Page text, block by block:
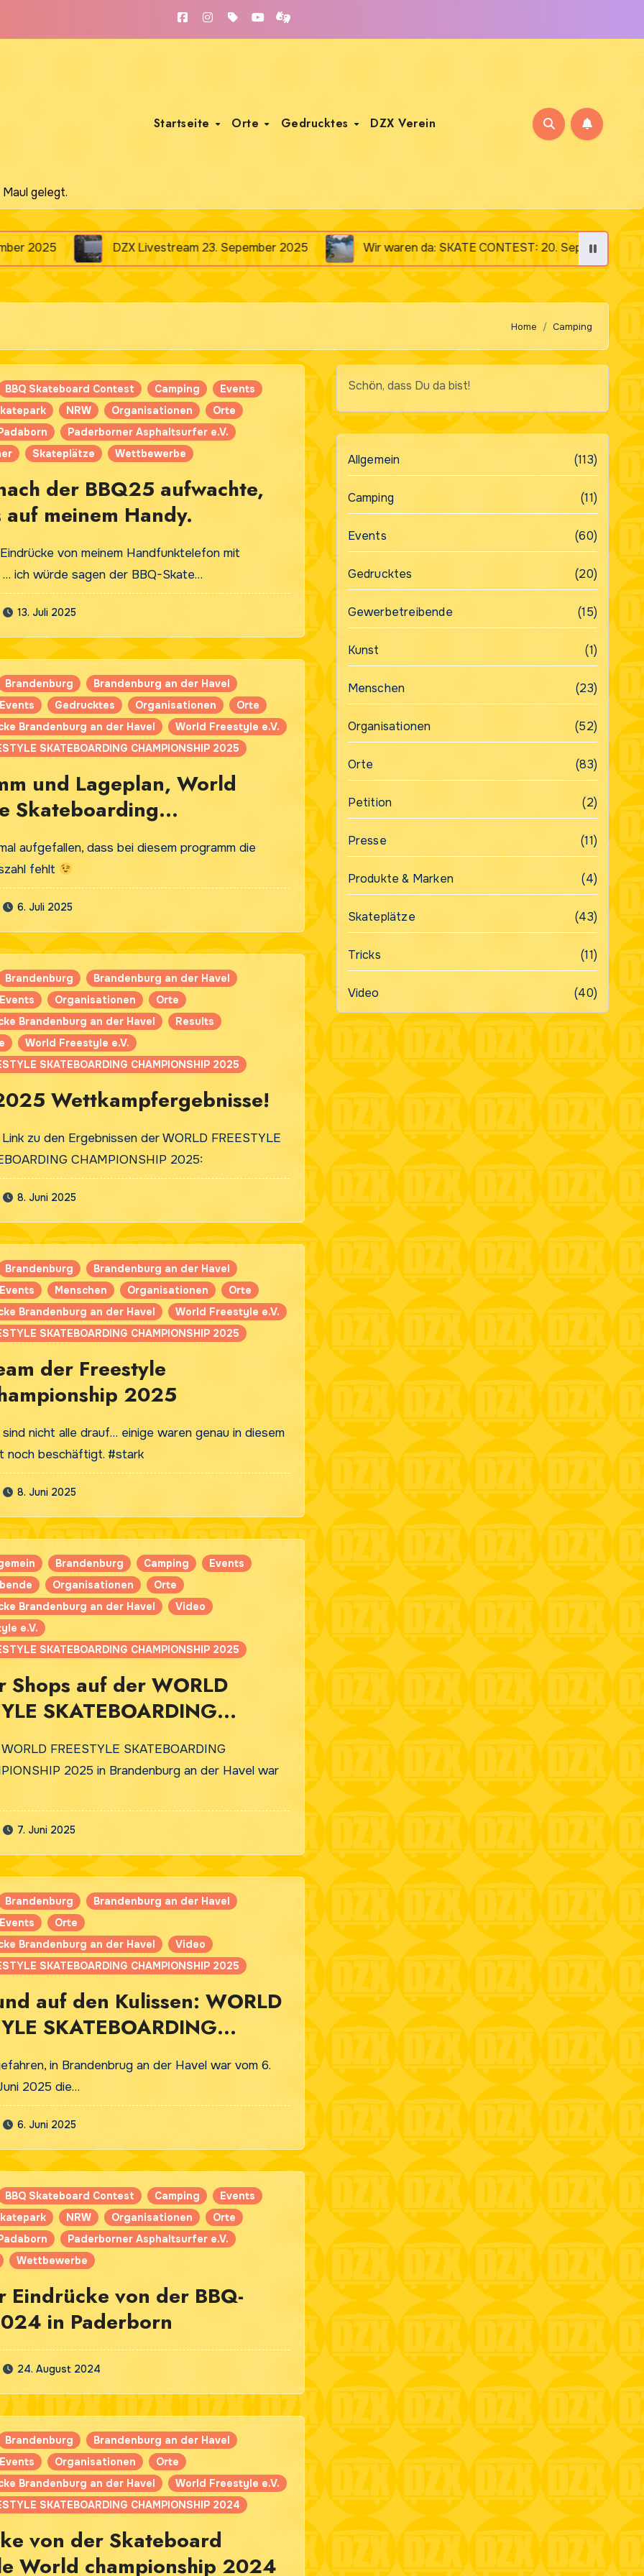
gelegt.
Startseite Orte Gedrucktes DZX Verein
DZX Livestream 23. Sepember 2025 Wir waren da: SKATE CONTEST: 20. September 2025 „Altes
Home Camping
BBQ Skateboard Contest Camping
Events
NRW Organisationen
Orte
Paderborner Asphaltsurfer e.V.
Skateplätze Wettbewerbe
der BBQ25 aufwachte,
meinem Handy.
von meinem Handfunktelefon mit
ich würde sagen der BBQ-Skate…
13. Juli 2025
Brandenburg
Brandenburg an der Havel
Events Gedrucktes Organisationen
Orte
Brandenburg an der Havel
World Freestyle e.V.
SKATEBOARDING CHAMPIONSHIP 2025
und Lageplan, World
Skateboarding
Brandenburg 2025
aufgefallen, dass bei diesem programm die
fehlt
6. Juli 2025
Brandenburg
Brandenburg an der Havel
Events Organisationen
Orte
Brandenburg an der Havel
Results
World Freestyle e.V.
SKATEBOARDING CHAMPIONSHIP 2025
Wettkampfergebnisse!
zu den Ergebnissen der WORLD FREESTYLE
CHAMPIONSHIP 2025:
8. Juni 2025
Brandenburg
Brandenburg an der Havel
Events Menschen Organisationen
Orte
Brandenburg an der Havel
World Freestyle e.V.
SKATEBOARDING CHAMPIONSHIP 2025
der Freestyle
2025
nicht alle drauf… einige waren genau in diesem
noch beschäftigt. #stark
8. Juni 2025
Brandenburg Camping
Events
Organisationen
Orte
Brandenburg an der Havel
Video
e.V.
SKATEBOARDING CHAMPIONSHIP 2025
Shops auf der WORLD
SKATEBOARDING
2025 in
FREESTYLE SKATEBOARDING
2025 in Brandenburg an der Havel war
7. Juni 2025
Brandenburg
Brandenburg an der Havel
Events
Orte
Brandenburg an der Havel
Video
SKATEBOARDING CHAMPIONSHIP 2025
auf den Kulissen: WORLD
SKATEBOARDING
2025 in
in Brandenbrug an der Havel war vom 6.
2025 die…
6. Juni 2025
BBQ Skateboard Contest Camping
Events
NRW Organisationen
Orte
Paderborner Asphaltsurfer e.V.
Wettbewerbe
Eindrücke von der BBQ-
in Paderborn
24. August 2024
Brandenburg
Brandenburg an der Havel
Events Organisationen
Orte
Brandenburg an der Havel
World Freestyle e.V.
SKATEBOARDING CHAMPIONSHIP 2024
von der Skateboard
World championship 2024
Schön, dass Du da bist!
Allgemein (113)
Camping (11)
Events (60)
Gedrucktes (20)
Gewerbetreibende (15)
Kunst (1)
Menschen (23)
Organisationen (52)
Orte (83)
Petition (2)
Presse (11)
Produkte & Marken (4)
Skateplätze (43)
Tricks (11)
Video (40)